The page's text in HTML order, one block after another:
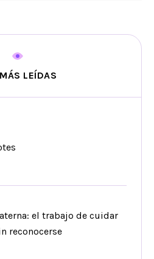
LEÍDAS
el trabajo de cuidar
reconocerse